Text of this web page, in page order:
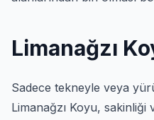
Limanağzı
Sadece tekneyle veya
Limanağzı Koyu, sakinliği